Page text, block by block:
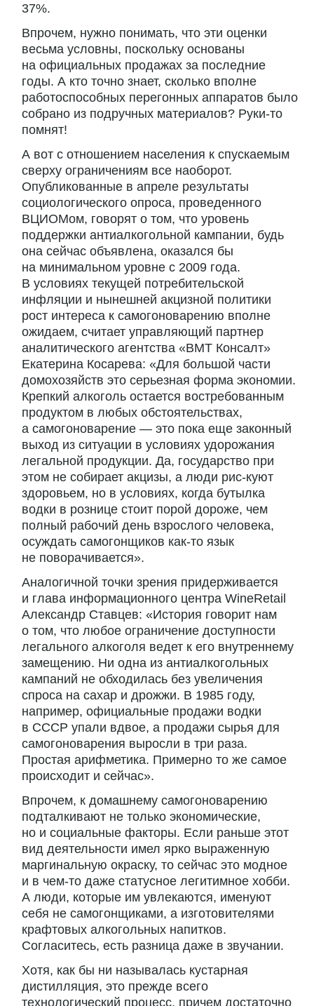
37%.
Впрочем, нужно понимать, что эти оценки
весьма условны, поскольку основаны
на официальных продажах за последние
годы. А кто точно знает, сколько вполне
работоспособных перегонных аппаратов было
собрано из подручных материалов? Руки-то
помнят!
А вот с отношением населения к спускаемым
сверху ограничениям все наоборот.
Опубликованные в апреле результаты
социологического опроса, проведенного
ВЦИОМом, говорят о том, что уровень
поддержки антиалкогольной кампании, будь
она сейчас объявлена, оказался бы
на минимальном уровне с 2009 года.
В условиях текущей потребительской
инфляции и нынешней акцизной политики
рост интереса к самогоноварению вполне
ожидаем, считает управляющий партнер
аналитического агентства «ВМТ Консалт»
Екатерина Косарева: «Для большой части
домохозяйств это серьезная форма экономии.
Крепкий алкоголь остается востребованным
продуктом в любых обстоятельствах,
а самогоноварение — это пока еще законный
выход из ситуации в условиях удорожания
легальной продукции. Да, государство при
этом не собирает акцизы, а люди рис-куют
здоровьем, но в условиях, когда бутылка
водки в рознице стоит порой дороже, чем
полный рабочий день взрослого человека,
осуждать самогонщиков как-то язык
не поворачивается».
Аналогичной точки зрения придерживается
и глава информационного центра WineRetail
Александр Ставцев: «История говорит нам
о том, что любое ограничение доступности
легального алкоголя ведет к его внутреннему
замещению. Ни одна из антиалкогольных
кампаний не обходилась без увеличения
спроса на сахар и дрожжи. В 1985 году,
например, официальные продажи водки
в СССР упали вдвое, а продажи сырья для
самогоноварения выросли в три раза.
Простая арифметика. Примерно то же самое
происходит и сейчас».
Впрочем, к домашнему самогоноварению
подталкивают не только экономические,
но и социальные факторы. Если раньше этот
вид деятельности имел ярко выраженную
маргинальную окраску, то сейчас это модное
и в чем-то даже статусное легитимное хобби.
А люди, которые им увлекаются, именуют
себя не самогонщиками, а изготовителями
крафтовых алкогольных напитков.
Согласитесь, есть разница даже в звучании.
Хотя, как бы ни называлась кустарная
дистилляция, это прежде всего
технологический процесс, причем достаточно